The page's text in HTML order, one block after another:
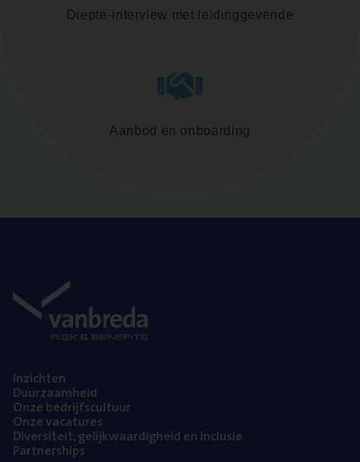
Diepte-interview met leidinggevende
Aanbod en onboarding
Inzich­ten
Duur­zaam­heid
Onze bedrijfs­cul­tuur
Onze vaca­tu­res
Diver­si­teit, gelijk­waar­dig­heid en inclusie
Part­ner­ships